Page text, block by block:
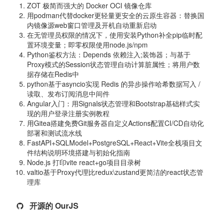
ZOT 极简而强大的 Docker OCI 镜像仓库
用podman代替docker更轻量更安全的云原生容器：替换国
内镜像源web窗口管理及开机自动重新启动
在无管理员权限的情况下，使用安装Python补全pip临时配
置环境变量；即零权限使用node.js/npm
Python鉴权方法：Depends 依赖注入;装饰器；与基于
Proxy模式的Session状态管理自动计算脏属性；将用户数
据存储在Redis中
python基于asyncio实现 Redis 的异步操作哈希数据写入 /
读取、发布订阅消息中间件
Angular入门：用Signals状态管理和Bootstrap基础样式实
现的用户登录注册实例教程
用Gitea搭建免费Git服务器自定义Actions配置CI/CD自动化
部署和测试流水线
FastAPI+SQLModel+PostgreSQL+React+Vite全栈项目文
件结构说明环境搭建与初始化指南
Node.js 打印vite react+go项目目录树
valtio基于Proxy代理比redux\zustand更简洁的react状态管
理库
开源的 OurJS